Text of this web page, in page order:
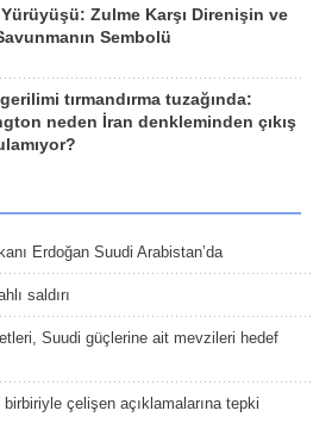
Yürüyüşü: Zulme Karşı Direnişin ve
Sembolü
tırmandırma tuzağında:
neden İran denkleminden çıkış
Erdoğan Suudi Arabistan’da
saldırı
Suudi güçlerine ait mevzileri hedef
çelişen açıklamalarına tepki